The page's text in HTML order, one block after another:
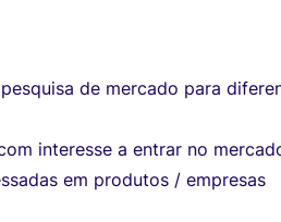
de mercado para
interesse a entrar no
em produtos / empresas